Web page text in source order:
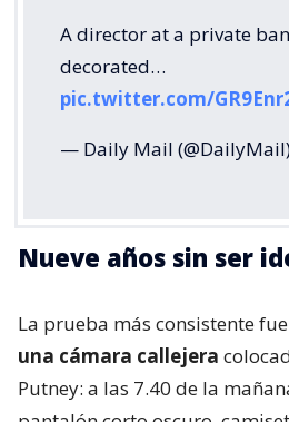
A director at a private
decorated…
pic.twitter.com/
— Daily Mail
Nueve años sin ser
La prueba más consistente
una cámara callejera
Putney: a las 7.40 de la